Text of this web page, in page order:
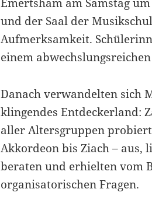
Emertsham am Samstag
und der Saal der
Aufmerksamkeit.
einem
Danach verwandelten sich
klingendes Entdeckerland:
aller Altersgruppen
Akkordeon bis Ziach – aus,
beraten und erhielten vom
organisatorischen Fragen.